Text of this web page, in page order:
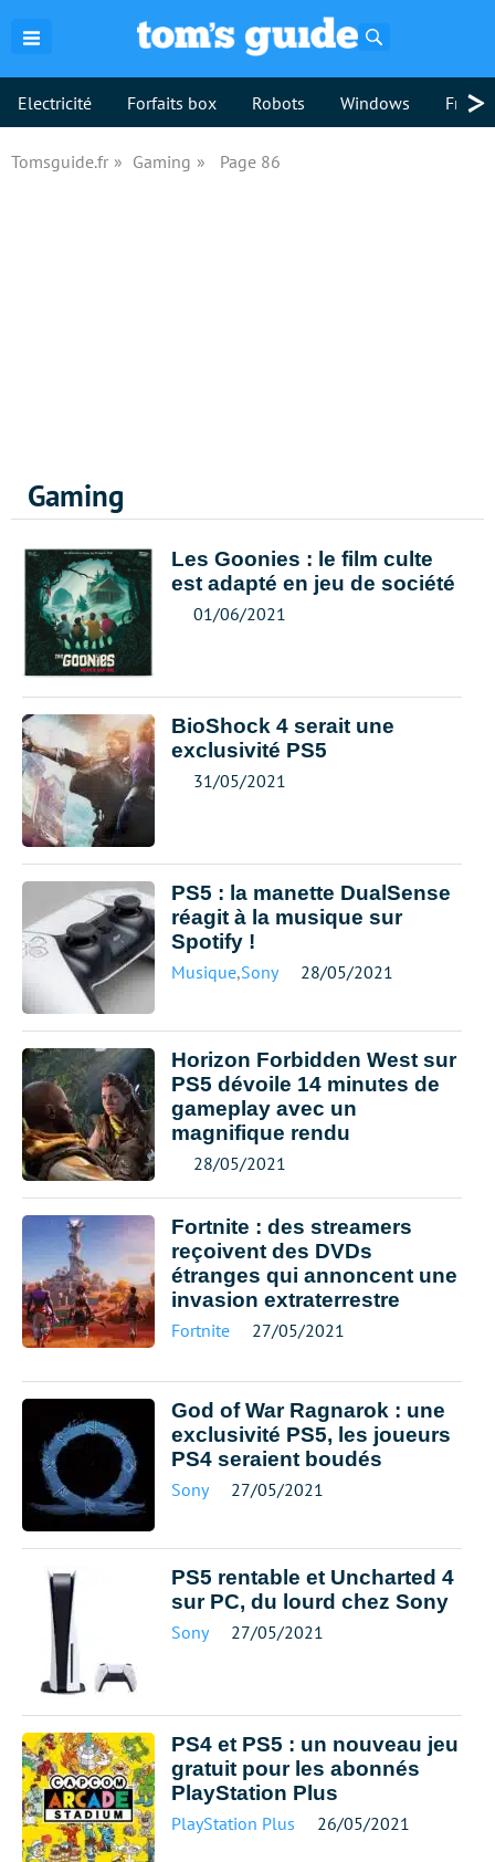
Electricité Forfaits box Robots Windows >
Tomsguide.fr Gaming Page 86
Gaming
Les Goonies : le film culte
est adapté en jeu de société
01/06/2021
BioShock 4 serait une
exclusivité PS5
31/05/2021
PS5 : la manette DualSense
réagit à la musique sur
Spotify !
Musique,Sony 28/05/2021
Horizon Forbidden West sur
PS5 dévoile 14 minutes de
gameplay avec un
magnifique rendu
28/05/2021
Fortnite : des streamers
reçoivent des DVDs
étranges qui annoncent une
invasion extraterrestre
Fortnite 27/05/2021
God of War Ragnarok : une
exclusivité PS5, les joueurs
PS4 seraient boudés
Sony 27/05/2021
PS5 rentable et Uncharted 4
sur PC, du lourd chez Sony
Sony 27/05/2021
PS4 et PS5 : un nouveau jeu
gratuit pour les abonnés
PlayStation Plus
PlayStation Plus 26/05/2021